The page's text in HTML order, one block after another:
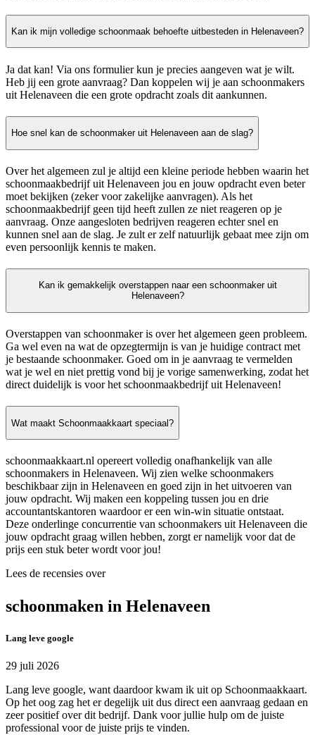
Kan ik mijn volledige schoonmaak behoefte uitbesteden in Helenaveen?
Ja dat kan! Via ons formulier kun je precies aangeven wat je wilt.
Heb jij een grote aanvraag? Dan koppelen wij je aan schoonmakers
uit Helenaveen die een grote opdracht zoals dit aankunnen.
Hoe snel kan de schoonmaker uit Helenaveen aan de slag?
Over het algemeen zul je altijd een kleine periode hebben waarin het
schoonmaakbedrijf uit Helenaveen jou en jouw opdracht even beter
moet bekijken (zeker voor zakelijke aanvragen). Als het
schoonmaakbedrijf geen tijd heeft zullen ze niet reageren op je
aanvraag. Onze aangesloten bedrijven reageren echter snel en
kunnen snel aan de slag. Je zult er zelf natuurlijk gebaat mee zijn om
even persoonlijk kennis te maken.
Kan ik gemakkelijk overstappen naar een schoonmaker uit
Helenaveen?
Overstappen van schoonmaker is over het algemeen geen probleem.
Ga wel even na wat de opzegtermijn is van je huidige contract met
je bestaande schoonmaker. Goed om in je aanvraag te vermelden
wat je wel en niet prettig vond bij je vorige samenwerking, zodat het
direct duidelijk is voor het schoonmaakbedrijf uit Helenaveen!
Wat maakt Schoonmaakkaart speciaal?
schoonmaakkaart.nl opereert volledig onafhankelijk van alle
schoonmakers in Helenaveen. Wij zien welke schoonmakers
beschikbaar zijn in Helenaveen en goed zijn in het uitvoeren van
jouw opdracht. Wij maken een koppeling tussen jou en drie
accountantskantoren waardoor er een win-win situatie ontstaat.
Deze onderlinge concurrentie van schoonmakers uit Helenaveen die
jouw opdracht graag willen hebben, zorgt er namelijk voor dat de
prijs een stuk beter wordt voor jou!
Lees de recensies over
schoonmaken in Helenaveen
Lang leve google
29 juli 2026
Lang leve google, want daardoor kwam ik uit op Schoonmaakkaart.
Op het oog zag het er degelijk uit dus direct een aanvraag gedaan en
zeer positief over dit bedrijf. Dank voor jullie hulp om de juiste
professional voor de juiste prijs te vinden.